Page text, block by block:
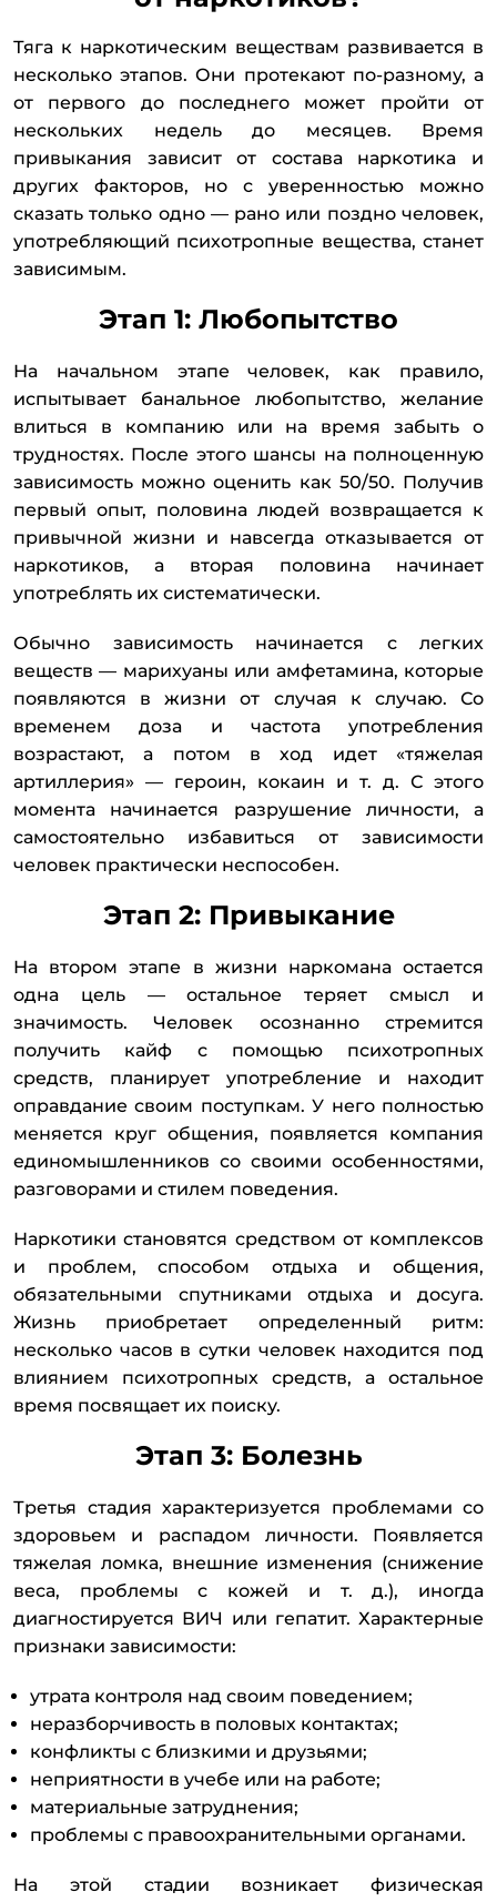
Тяга к наркотическим веществам развивается в
несколько этапов. Они протекают по-разному, а
от первого до последнего может пройти от
нескольких недель до месяцев. Время
привыкания зависит от состава наркотика и
других факторов, но с уверенностью можно
сказать только одно — рано или поздно человек,
употребляющий психотропные вещества, станет
зависимым.
Этап 1: Любопытство
На начальном этапе человек, как правило,
испытывает банальное любопытство, желание
влиться в компанию или на время забыть о
трудностях. После этого шансы на полноценную
зависимость можно оценить как 50/50. Получив
первый опыт, половина людей возвращается к
привычной жизни и навсегда отказывается от
наркотиков, а вторая половина начинает
употреблять их систематически.
Обычно зависимость начинается с легких
веществ — марихуаны или амфетамина, которые
появляются в жизни от случая к случаю. Со
временем доза и частота употребления
возрастают, а потом в ход идет «тяжелая
артиллерия» — героин, кокаин и т. д. С этого
момента начинается разрушение личности, а
самостоятельно избавиться от зависимости
человек практически неспособен.
Этап 2: Привыкание
На втором этапе в жизни наркомана остается
одна цель — остальное теряет смысл и
значимость. Человек осознанно стремится
получить кайф с помощью психотропных
средств, планирует употребление и находит
оправдание своим поступкам. У него полностью
меняется круг общения, появляется компания
единомышленников со своими особенностями,
разговорами и стилем поведения.
Наркотики становятся средством от комплексов
и проблем, способом отдыха и общения,
обязательными спутниками отдыха и досуга.
Жизнь приобретает определенный ритм:
несколько часов в сутки человек находится под
влиянием психотропных средств, а остальное
время посвящает их поиску.
Этап 3: Болезнь
Третья стадия характеризуется проблемами со
здоровьем и распадом личности. Появляется
тяжелая ломка, внешние изменения (снижение
веса, проблемы с кожей и т. д.), иногда
диагностируется ВИЧ или гепатит. Характерные
признаки зависимости:
утрата контроля над своим поведением;
неразборчивость в половых контактах;
конфликты с близкими и друзьями;
неприятности в учебе или на работе;
материальные затруднения;
проблемы с правоохранительными органами.
На этой стадии возникает физическая